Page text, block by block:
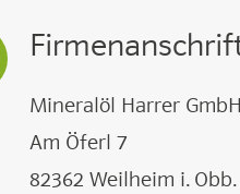
Mineralöl Harrer GmbH
Am Öferl 7
82362 Weilheim i. Obb.